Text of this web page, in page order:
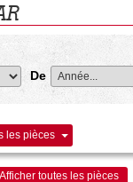
De
les pièces
Afficher toutes les pièces